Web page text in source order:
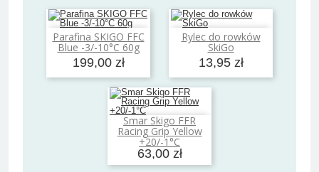
Parafina SKIGO FFC
Blue -3/-10°C 60g
199,00 zł
Dodaj do koszyka Rylec do rowków
SkiGo
13,95 zł
Dodaj do koszyka
Smar Skigo FFR
Racing Grip Yellow
+20/-1°C
63,00 zł
Dodaj do koszyka